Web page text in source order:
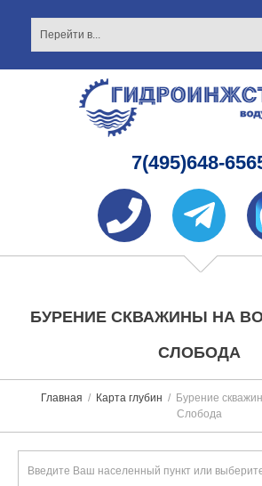
7(495)648-
БУРЕНИЕ СКВАЖИНЫ НА
СЛОБОДА
Главная Карта глубин
Бурение
Слобода